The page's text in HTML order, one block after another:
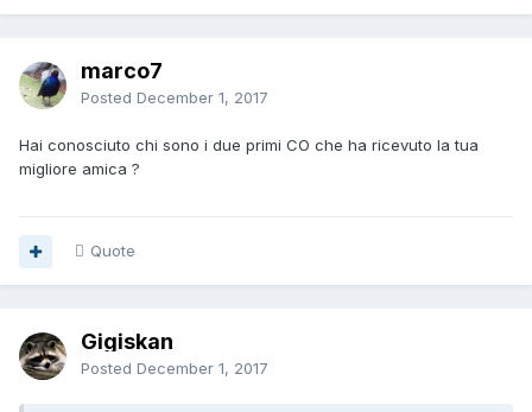
marco7
Posted December 1, 2017
Hai conosciuto chi sono i due primi CO che ha ricevuto la tua
migliore amica ?
Quote
Gigiskan
Posted December 1, 2017